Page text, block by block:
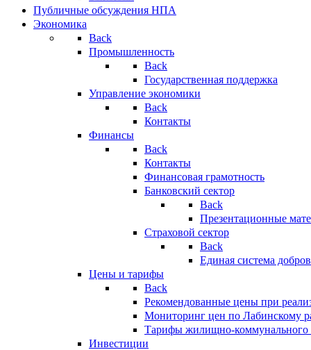
Публичные обсуждения НПА
Экономика
Back
Промышленность
Back
Государственная поддержка
Управление экономики
Back
Контакты
Финансы
Back
Контакты
Финансовая грамотность
Банковский сектор
Back
Презентационные
Страховой сектор
Back
Единая система
Цены и тарифы
Back
Рекомендованные цены при
Мониторинг цен по Лабинскому
Тарифы жилищно-коммунального
Инвестиции